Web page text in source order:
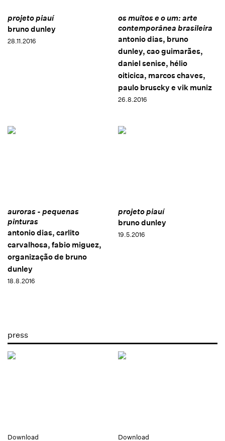
projeto piauí
bruno dunley
28.11.2016
os muitos e o um: arte
contemporânea brasileira
antonio dias, bruno
dunley, cao guimarães,
daniel senise, hélio
oiticica, marcos chaves,
paulo bruscky e vik muniz
26.8.2016
auroras - pequenas
pinturas
antonio dias, carlito
carvalhosa, fabio miguez,
organização de bruno
dunley
18.8.2016
projeto piauí
bruno dunley
19.5.2016
press
Download Download